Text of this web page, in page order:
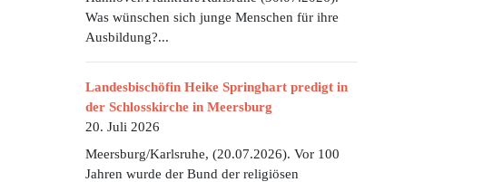
Was wünschen sich junge Menschen für ihre
Ausbildung?...
Landesbischöfin Heike Springhart predigt in
der Schlosskirche in Meersburg
20. Juli 2026
Meersburg/Karlsruhe, (20.07.2026). Vor 100
Jahren wurde der Bund der religiösen